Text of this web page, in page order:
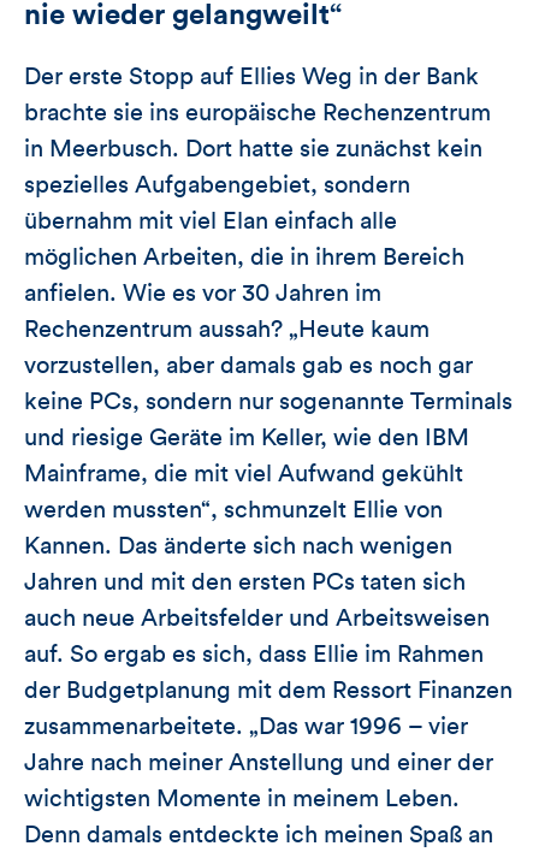
nie wieder gelangweilt“
Der erste Stopp auf Ellies Weg in der Bank
brachte sie ins europäische Rechenzentrum
in Meerbusch. Dort hatte sie zunächst kein
spezielles Aufgabengebiet, sondern
übernahm mit viel Elan einfach alle
möglichen Arbeiten, die in ihrem Bereich
anfielen. Wie es vor 30 Jahren im
Rechenzentrum aussah? „Heute kaum
vorzustellen, aber damals gab es noch gar
keine PCs, sondern nur sogenannte Terminals
und riesige Geräte im Keller, wie den IBM
Mainframe, die mit viel Aufwand gekühlt
werden mussten“, schmunzelt Ellie von
Kannen. Das änderte sich nach wenigen
Jahren und mit den ersten PCs taten sich
auch neue Arbeitsfelder und Arbeitsweisen
auf. So ergab es sich, dass Ellie im Rahmen
der Budgetplanung mit dem Ressort Finanzen
zusammenarbeitete. „Das war 1996 – vier
Jahre nach meiner Anstellung und einer der
wichtigsten Momente in meinem Leben.
Denn damals entdeckte ich meinen Spaß an